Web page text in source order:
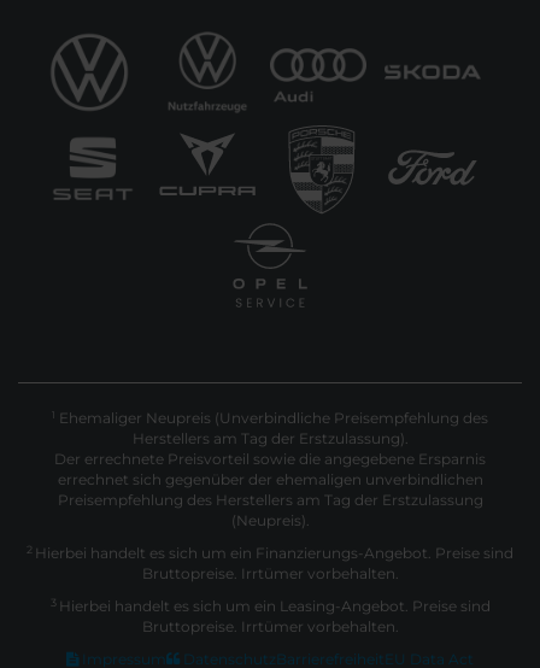
1 Ehemaliger Neupreis (Unverbindliche Preisempfehlung des
Herstellers am Tag der Erstzulassung).
Der errechnete Preisvorteil sowie die angegebene Ersparnis
errechnet sich gegenüber der ehemaligen unverbindlichen
Preisempfehlung des Herstellers am Tag der Erstzulassung
(Neupreis).
2 Hierbei handelt es sich um ein Finanzierungs-Angebot. Preise sind
Bruttopreise. Irrtümer vorbehalten.
3 Hierbei handelt es sich um ein Leasing-Angebot. Preise sind
Bruttopreise. Irrtümer vorbehalten.
Impressum
Datenschutz Barrierefreiheit EU Data Act